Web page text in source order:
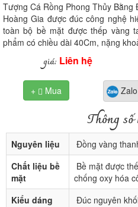
Tượng Cá Rồng Phong Thủy
Hoàng Gia được đúc công nghệ
toàn bộ bề mặt được thếp vàng
phẩm có chiều dài 40Cm, nặng
giá: Liên hệ
+  Mua Zalo
Thông
Nguyên liệu
Đồng vàng
Chất liệu bề
mặt
Bề mặt được
chống oxy hóa
Kiểu dáng
Đúc nguyên